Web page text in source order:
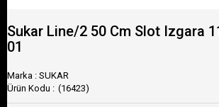
Sukar Line/2 50 Cm Slot Izgara
01
Marka : SUKAR
(16423)